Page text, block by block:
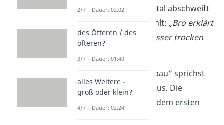
Kommentar, der total abschweift
oder Quatsch erzählt:„Bro erklärt
gerade, warum Wasser trocken
„Sybau“ sprichst
du wie „see-bow“ aus. Die
Betonung liegt auf dem ersten
2/7 – Dauer: 02:02
des Öfteren / des
öfteren?
3/7 – Dauer: 01:40
alles Weitere -
groß oder klein?
4/7 – Dauer: 02:24